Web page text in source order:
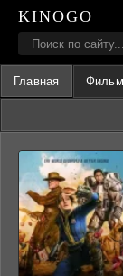
KINOGO
Главная